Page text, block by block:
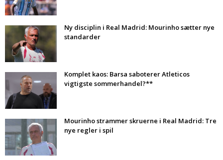
Ny disciplin i Real Madrid: Mourinho sætter nye
standarder
Komplet kaos: Barsa saboterer Atleticos
vigtigste sommerhandel?**
Mourinho strammer skruerne i Real Madrid: Tre
nye regler i spil